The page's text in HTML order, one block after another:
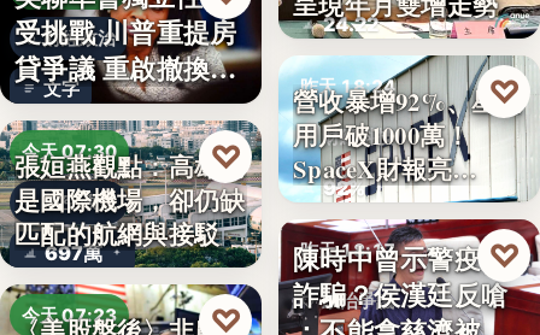
財經政治
文字
受挑戰 川普重提房
貸爭議 重啟撤換庫
克程…
今天 07:30
航空政策
697萬
張姮燕觀點：高雄已
是國際機場，卻仍缺
匹配的航網與接駁
♡
今天 07:23 ♡
24.22
昨天 18:24
財經科技
92%
營收暴增92%、星鏈
用戶破1000萬！
SpaceX財報亮…
♡
昨天 18:17
政治爭議
陳時中曾示警疫苗
詐騙？侯漢廷反嗆
♡